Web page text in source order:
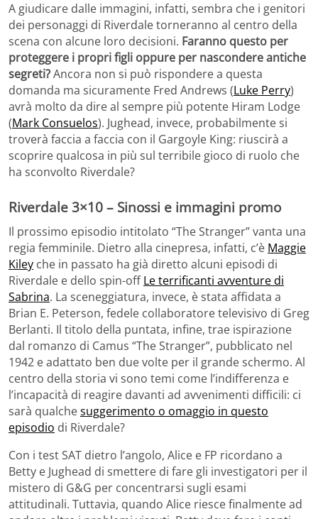
A giudicare dalle immagini, infatti, sembra che i genitori
dei personaggi di Riverdale torneranno al centro della
scena con alcune loro decisioni. Faranno questo per
proteggere i propri figli oppure per nascondere antiche
segreti?Ancora non si può rispondere a questa
domanda ma sicuramente Fred Andrews (Luke Perry)
avrà molto da dire al sempre più potente Hiram Lodge
(Mark Consuelos). Jughead, invece, probabilmente si
troverà faccia a faccia con il Gargoyle King: riuscirà a
scoprire qualcosa in più sul terribile gioco di ruolo che
ha sconvolto Riverdale?
Riverdale 3×10 – Sinossi e immagini promo
Il prossimo episodio intitolato “The Stranger” vanta una
regia femminile. Dietro alla cinepresa, infatti, c’è Maggie
Kiley che in passato ha già diretto alcuni episodi di
Riverdale e dello spin-offLe terrificanti avventure di
Sabrina. La sceneggiatura, invece, è stata affidata a
Brian E. Peterson, fedele collaboratore televisivo di Greg
Berlanti. Il titolo della puntata, infine, trae ispirazione
dal romanzo di Camus “The Stranger”, pubblicato nel
1942 e adattato ben due volte per il grande schermo. Al
centro della storia vi sono temi come l’indifferenza e
l’incapacità di reagire davanti ad avvenimenti difficili: ci
sarà qualchesuggerimento o omaggio in questo
episodio di Riverdale?
Con i test SAT dietro l’angolo, Alice e FP ricordano a
Betty e Jughead di smettere di fare gli investigatori per il
mistero di G&G per concentrarsi sugli esami
attitudinali. Tuttavia, quando Alice riesce finalmente ad